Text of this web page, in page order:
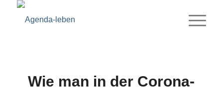
Wie man in der Corona-